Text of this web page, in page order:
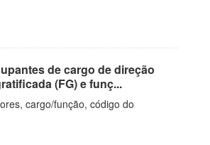
de cargo de direção
(FG) e funç...
cargo/função, código do